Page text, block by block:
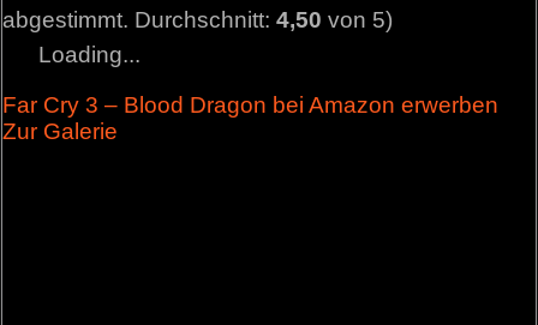
abgestimmt. Durchschnitt:4,50 von 5)
Loading...
Far Cry 3 – Blood Dragon bei Amazon erwerben
Zur Galerie